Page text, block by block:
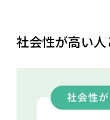
社会性が高い